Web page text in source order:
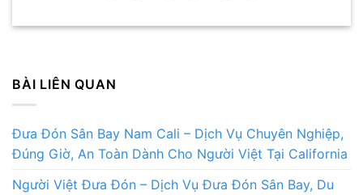
BÀI LIÊN QUAN
Đưa Đón Sân Bay Nam Cali – Dịch Vụ Chuyên Nghiệp,
Đúng Giờ, An Toàn Dành Cho Người Việt Tại California
Người Việt Đưa Đón – Dịch Vụ Đưa Đón Sân Bay, Du